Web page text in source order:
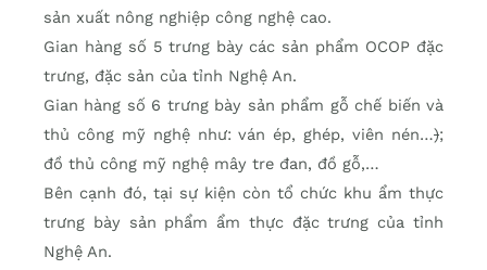
sản xuất nông nghiệp công nghệ cao.
Gian hàng số 5 trưng bày các sản phẩm OCOP đặc
trưng, đặc sản của tỉnh Nghệ An.
Gian hàng số 6 trưng bày sản phẩm gỗ chế biến và
thủ công mỹ nghệ như: ván ép, ghép, viên nén…);
đồ thủ công mỹ nghệ mây tre đan, đồ gỗ,…
Bên cạnh đó, tại sự kiện còn tổ chức khu ẩm thực
trưng bày sản phẩm ẩm thực đặc trưng của tỉnh
Nghệ An.